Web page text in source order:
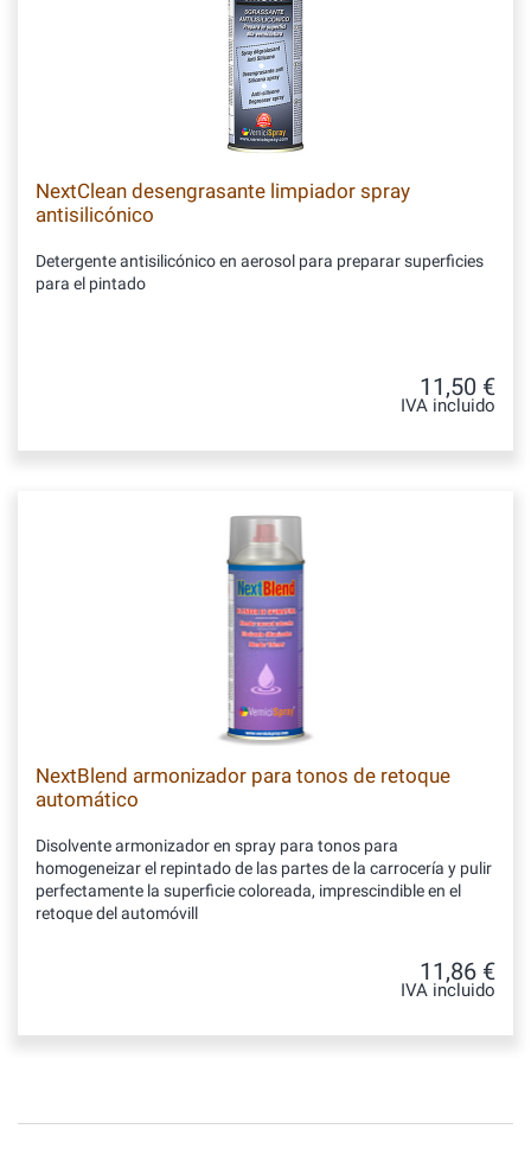
NextClean desengrasante limpiador spray
antisilicónico
Detergente antisilicónico en aerosol para preparar superficies
para el pintado
11,50 €
IVA incluido
NextBlend armonizador para tonos de retoque
automático
Disolvente armonizador en spray para tonos para
homogeneizar el repintado de las partes de la carrocería y pulir
perfectamente la superficie coloreada, imprescindible en el
retoque del automóvill
11,86 €
IVA incluido